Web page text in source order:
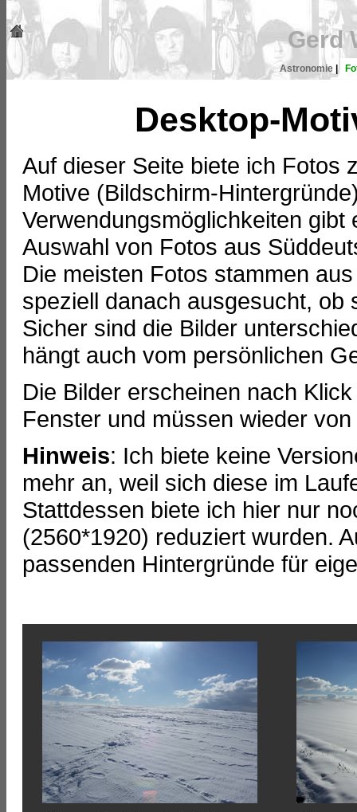
Gerd
Astronomie|
Desktop-
Auf dieser Seite biete ich Fotos
Motive (Bildschirm-
Verwendungsmöglichkeiten
Auswahl von Fotos aus
Die meisten Fotos stammen
speziell danach ausgesucht, ob
Sicher sind die Bilder
hängt auch vom persönlichen
Die Bilder erscheinen nach
Fenster und müssen wieder
Hinweis: Ich biete keine
mehr an, weil sich diese im
Stattdessen biete ich hier nur
(2560*1920) reduziert wurden.
passenden Hintergründe für